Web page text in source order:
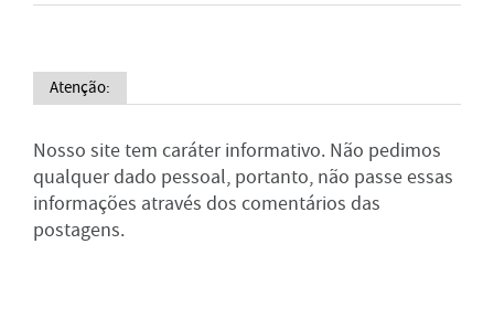
Atenção:
Nosso site tem caráter informativo. Não pedimos
qualquer dado pessoal, portanto, não passe essas
informações através dos comentários das
postagens.